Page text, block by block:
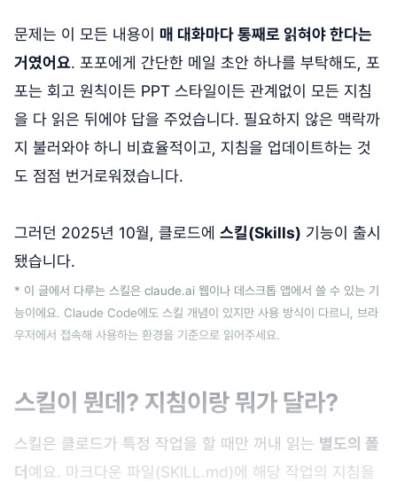
문제는 이 모든 내용이 매 대화마다 통째로 읽혀야 한다는
거였어요. 포포에게 간단한 메일 초안 하나를 부탁해도, 포
포는 회고 원칙이든 PPT 스타일이든 관계없이 모든 지침
을 다 읽은 뒤에야 답을 주었습니다. 필요하지 않은 맥락까
지 불러와야 하니 비효율적이고, 지침을 업데이트하는 것
도 점점 번거로워졌습니다.
그러던 2025년 10월, 클로드에 스킬(Skills) 기능이 출시
됐습니다.
* 이 글에서 다루는 스킬은 claude.ai 웹이나 데스크톱 앱에서 쓸 수 있는 기
능이에요. Claude Code에도 스킬 개념이 있지만 사용 방식이 다르니, 브라
우저에서 접속해 사용하는 환경을 기준으로 읽어주세요.
스킬이 뭔데? 지침이랑 뭐가 달라?
스킬은 클로드가 특정 작업을 할 때만 꺼내 읽는 별도의 폴
더 예요. 마크다운 파일(SKILL.md)에 해당 작업의 지침을